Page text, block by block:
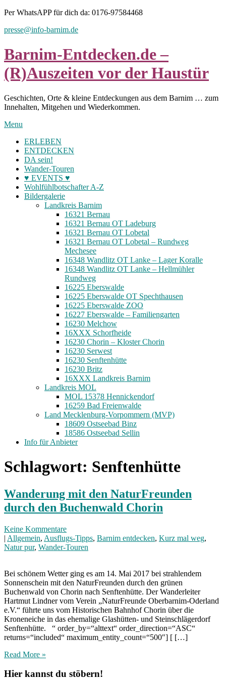
Skip
content
Per WhatsAPP für dich da: 0176-97584468
presse@info-barnim.de
Barnim-Entdecken.de –
(R)Auszeiten vor der Haustür
Geschichten, Orte & kleine Entdeckungen aus dem Barnim … zum
Innehalten, Mitgehen und Wiederkommen.
Menu
ERLEBEN
ENTDECKEN
DA sein!
Wander-Touren
♥ EVENTS ♥
Wohlfühlbotschafter A-Z
Bildergalerie
Landkreis Barnim
16321 Bernau
16321 Bernau OT Ladeburg
16321 Bernau OT Lobetal
16321 Bernau OT Lobetal – Rundweg
Mechesee
16348 Wandlitz OT Lanke – Lager Koralle
16348 Wandlitz OT Lanke – Hellmühler
Rundweg
16225 Eberswalde
16225 Eberswalde OT Spechthausen
16225 Eberswalde ZOO
16227 Eberswalde – Familiengarten
16230 Melchow
16XXX Schorfheide
16230 Chorin – Kloster Chorin
16230 Serwest
16230 Senftenhütte
16230 Britz
16XXX Landkreis Barnim
Landkreis MOL
MOL 15378 Hennickendorf
16259 Bad Freienwalde
Land Mecklenburg-Vorpommern (MVP)
18609 Ostseebad Binz
18586 Ostseebad Sellin
Info für Anbieter
Schlagwort: Senftenhütte
Wanderung mit den NaturFreunden
durch den Buchenwald Chorin
Keine Kommentare
| Allgemein, Ausflugs-Tipps, Barnim entdecken, Kurz mal weg,
Natur pur, Wander-Touren
Bei schönem Wetter ging es am 14. Mai 2017 bei strahlendem
Sonnenschein mit den NaturFreunden durch den grünen
Buchenwald von Chorin nach Senftenhütte. Der Wanderleiter
Hartmut Lindner vom Verein „NaturFreunde Oberbarnim-Oderland
e.V.“ führte uns vom Historischen Bahnhof Chorin über die
Kroneneiche in das ehemalige Glashütten- und Steinschlägerdorf
Senftenhütte. “ order_by=“alttext“ order_direction=“ASC“
returns=“included“ maximum_entity_count=“500″] [ […]
Read More »
Hier kannst du stöbern!